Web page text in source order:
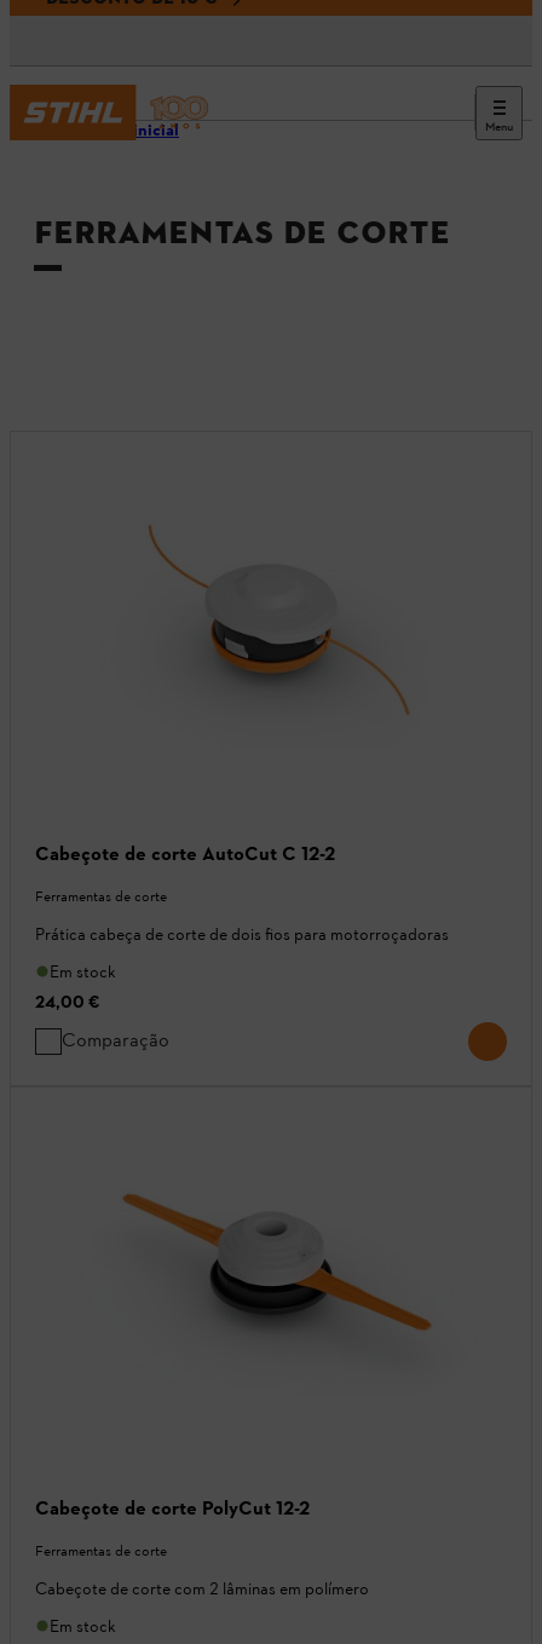
Menu
Página inicial
FERRAMENTAS DE CORTE
Cabeçote de corte AutoCut C 12-2
Ferramentas de corte
Prática cabeça de corte de dois fios para motorroçadoras
Em stock
24,00 €
Comparação
Cabeçote de corte PolyCut 12-2
Ferramentas de corte
Cabeçote de corte com 2 lâminas em polímero
Em stock